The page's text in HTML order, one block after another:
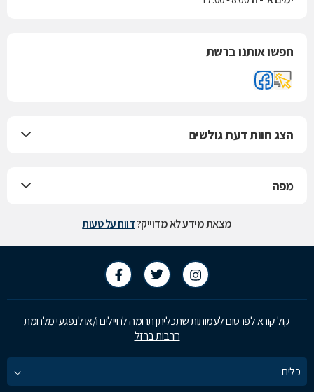
חפשו אותנו ברשת
הצג חוות דעת גולשים
מפה
מצאת מידע לא מדוייק?דווח על טעות
קול קורא לפרסום לעמותות שתכליתן תרומה לחיילים ו/או לנפגעי מלחמת
חרבות ברזל
כלים